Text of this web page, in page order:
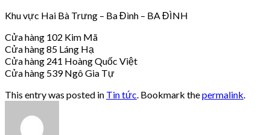
Khu vực Hai Bà Trưng – Ba Đình – BA ĐÌNH
Cửa hàng 102 Kim Mã
Cửa hàng 85 Láng Hạ
Cửa hàng 241 Hoàng Quốc Việt
Cửa hàng 539 Ngô Gia Tự
This entry was posted in Tin tức . Bookmark thepermalink